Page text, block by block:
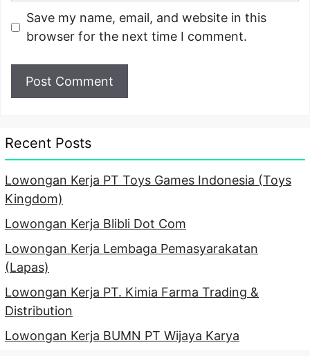
Save my name, email, and website in this
browser for the next time I comment.
Recent Posts
Lowongan Kerja PT Toys Games Indonesia (Toys
Kingdom)
Lowongan Kerja Blibli Dot Com
Lowongan Kerja Lembaga Pemasyarakatan
(Lapas)
Lowongan Kerja PT. Kimia Farma Trading &
Distribution
Lowongan Kerja BUMN PT Wijaya Karya